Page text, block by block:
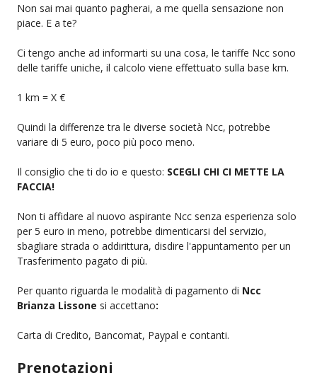
Non sai mai quanto pagherai, a me quella sensazione non
piace. E a te?
Ci tengo anche ad informarti su una cosa, le tariffe Ncc sono
delle tariffe uniche, il calcolo viene effettuato sulla base km.
1 km = X €
Quindi la differenze tra le diverse società Ncc, potrebbe
variare di 5 euro, poco più poco meno.
Il consiglio che ti do io e questo: SCEGLI CHI CI METTE LA
FACCIA!
Non ti affidare al nuovo aspirante Ncc senza esperienza solo
per 5 euro in meno, potrebbe dimenticarsi del servizio,
sbagliare strada o addirittura, disdire l'appuntamento per un
Trasferimento pagato di più.
Per quanto riguarda le modalità di pagamento di Ncc
Brianza Lissone si accettano:
Carta di Credito, Bancomat, Paypal e contanti.
Prenotazioni